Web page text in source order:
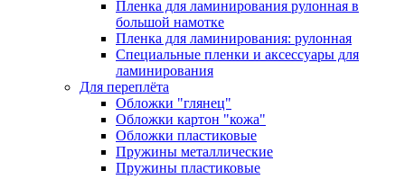
Пленка для ламинирования рулонная в
большой намотке
Пленка для ламинирования: рулонная
Специальные пленки и аксессуары для
ламинирования
Для переплёта
Обложки "глянец"
Обложки картон "кожа"
Обложки пластиковые
Пружины металлические
Пружины пластиковые